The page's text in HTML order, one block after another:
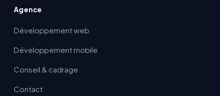
Agence
Développement web
Développement mobile
Conseil & cadrage
Contact